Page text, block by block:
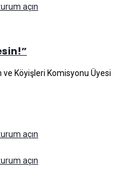
açın
ve Köyişleri Komisyonu Üyesi
açın
açın